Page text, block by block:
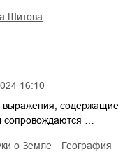
16:10
Шитова
выражения, содержащие
сопровождаются …
о Земле
география